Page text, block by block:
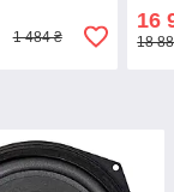
1 484 ₴
16
18